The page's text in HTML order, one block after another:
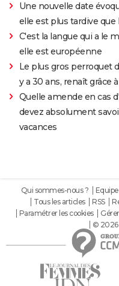
Une nouvelle date
elle est plus tardive que
C'est la langue qui a le
elle est européenne
Le plus gros perroquet
y a 30 ans, renaît grâce
Quelle amende en cas
devez absolument
vacances
Qui sommes-nous ? Equipe
Tous les articles
RSS
Paramétrer les cookies
© 2026